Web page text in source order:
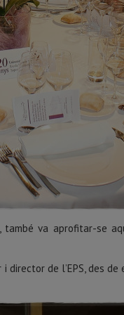
també va aprofitar-se
director de l’EPS, des